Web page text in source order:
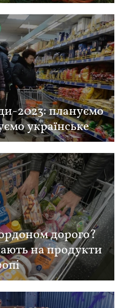
2023: плануємо
українське
дорого?
на продукти